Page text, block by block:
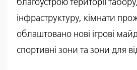
благоустрою території
інфраструктуру, кімнати
облаштовано нові ігрові
спортивні зони та зони для